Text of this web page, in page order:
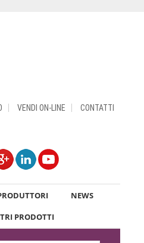
VENDI ON-LINE CONTATTI
NEWS
PRODOTTI